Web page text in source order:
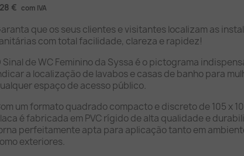
€ com IVA
que os seus clientes e visitantes localizam as
com total facilidade, clareza e rapidez!
Sinal de WC Feminino da Syssa é o pictograma
a localização de lavabos e casas de banho para
espaço de acesso público.
um formato quadrado compacto e discreto de 105 x
é fabricada em PVC rígido de alta qualidade e
perfeitamente apta para aplicação tanto em
exteriores.